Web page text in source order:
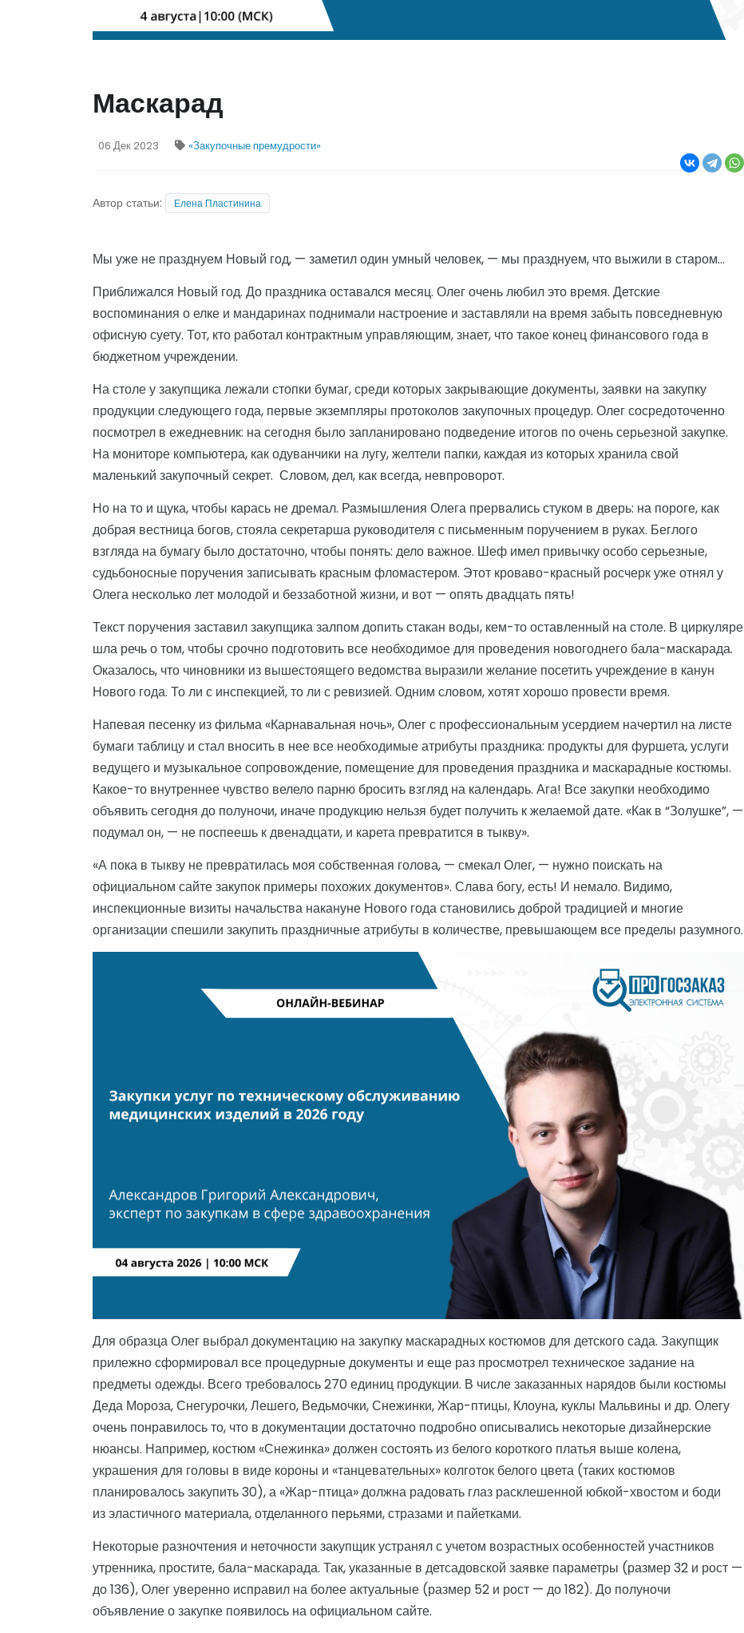
Маскарад
06 Дек 2023 «Закупочные премудрости»
Автор статьи: Елена Пластинина
Мы уже не празднуем Новый год, — заметил один умный человек, — мы празднуем, что выжили в старом…
Приближался Новый год. До праздника оставался месяц. Олег очень любил это время. Детские
воспоминания о елке и мандаринах поднимали настроение и заставляли на время забыть повседневную
офисную суету. Тот, кто работал контрактным управляющим, знает, что такое конец финансового года в
бюджетном учреждении.
На столе у закупщика лежали стопки бумаг, среди которых закрывающие документы, заявки на закупку
продукции следующего года, первые экземпляры протоколов закупочных процедур. Олег сосредоточенно
посмотрел в ежедневник: на сегодня было запланировано подведение итогов по очень серьезной закупке.
На мониторе компьютера, как одуванчики на лугу, желтели папки, каждая из которых хранила свой
маленький закупочный секрет. Словом, дел, как всегда, невпроворот.
Но на то и щука, чтобы карась не дремал. Размышления Олега прервались стуком в дверь: на пороге, как
добрая вестница богов, стояла секретарша руководителя с письменным поручением в руках. Беглого
взгляда на бумагу было достаточно, чтобы понять: дело важное. Шеф имел привычку особо серьезные,
судьбоносные поручения записывать красным фломастером. Этот кроваво-красный росчерк уже отнял у
Олега несколько лет молодой и беззаботной жизни, и вот — опять двадцать пять!
Текст поручения заставил закупщика залпом допить стакан воды, кем-то оставленный на столе. В циркуляре
шла речь о том, чтобы срочно подготовить все необходимое для проведения новогоднего бала-маскарада.
Оказалось, что чиновники из вышестоящего ведомства выразили желание посетить учреждение в канун
Нового года. То ли с инспекцией, то ли с ревизией. Одним словом, хотят хорошо провести время.
Напевая песенку из фильма «Карнавальная ночь», Олег с профессиональным усердием начертил на листе
бумаги таблицу и стал вносить в нее все необходимые атрибуты праздника: продукты для фуршета, услуги
ведущего и музыкальное сопровождение, помещение для проведения праздника и маскарадные костюмы.
Какое-то внутреннее чувство велело парню бросить взгляд на календарь. Ага! Все закупки необходимо
объявить сегодня до полуночи, иначе продукцию нельзя будет получить к желаемой дате. «Как в “Золушке”, —
подумал он, — не поспеешь к двенадцати, и карета превратится в тыкву».
«А пока в тыкву не превратилась моя собственная голова, — смекал Олег, — нужно поискать на
официальном сайте закупок примеры похожих документов». Слава богу, есть! И немало. Видимо,
инспекционные визиты начальства накануне Нового года становились доброй традицией и многие
организации спешили закупить праздничные атрибуты в количестве, превышающем все пределы разумного.
Для образца Олег выбрал документацию на закупку маскарадных костюмов для детского сада. Закупщик
прилежно сформировал все процедурные документы и еще раз просмотрел техническое задание на
предметы одежды. Всего требовалось 270 единиц продукции. В числе заказанных нарядов были костюмы
Деда Мороза, Снегурочки, Лешего, Ведьмочки, Снежинки, Жар-птицы, Клоуна, куклы Мальвины и др. Олегу
очень понравилось то, что в документации достаточно подробно описывались некоторые дизайнерские
нюансы. Например, костюм «Снежинка» должен состоять из белого короткого платья выше колена,
украшения для головы в виде короны и «танцевательных» колготок белого цвета (таких костюмов
планировалось закупить 30), а «Жар-птица» должна радовать глаз расклешенной юбкой-хвостом и боди
из эластичного материала, отделанного перьями, стразами и пайетками.
Некоторые разночтения и неточности закупщик устранял с учетом возрастных особенностей участников
утренника, простите, бала-маскарада. Так, указанные в детсадовской заявке параметры (размер 32 и рост —
до 136), Олег уверенно исправил на более актуальные (размер 52 и рост — до 182). До полуночи
объявление о закупке появилось на официальном сайте.